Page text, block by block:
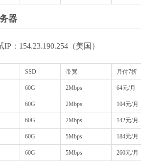
器
IP：154.23.190.254（美国）
SSD 带宽 月付7折
60G 2Mbps 64元/月
60G 2Mbps 104元/月
60G 2Mbps 142元/月
60G 5Mbps 184元/月
60G 5Mbps 260元/月